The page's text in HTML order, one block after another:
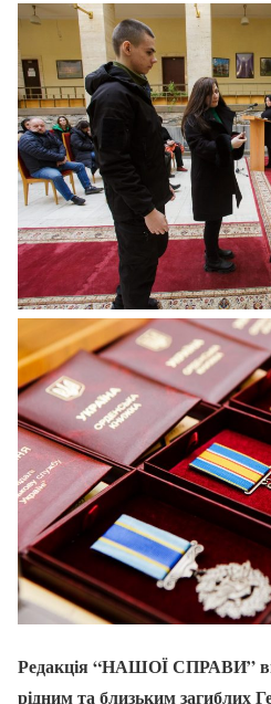
Редакція “НАШОЇ СПРАВИ”
рідним та близьким загиблих